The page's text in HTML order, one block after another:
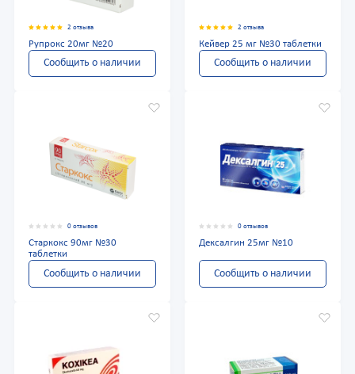
2 отзыва
Рупрокс 20мг №20
Сообщить о наличии
2 отзыва
Кейвер 25 мг №30 таблетки
Сообщить о наличии
0 отзывов
Старкокс 90мг №30
таблетки
Сообщить о наличии
0 отзывов
Дексалгин 25мг №10
Сообщить о наличии